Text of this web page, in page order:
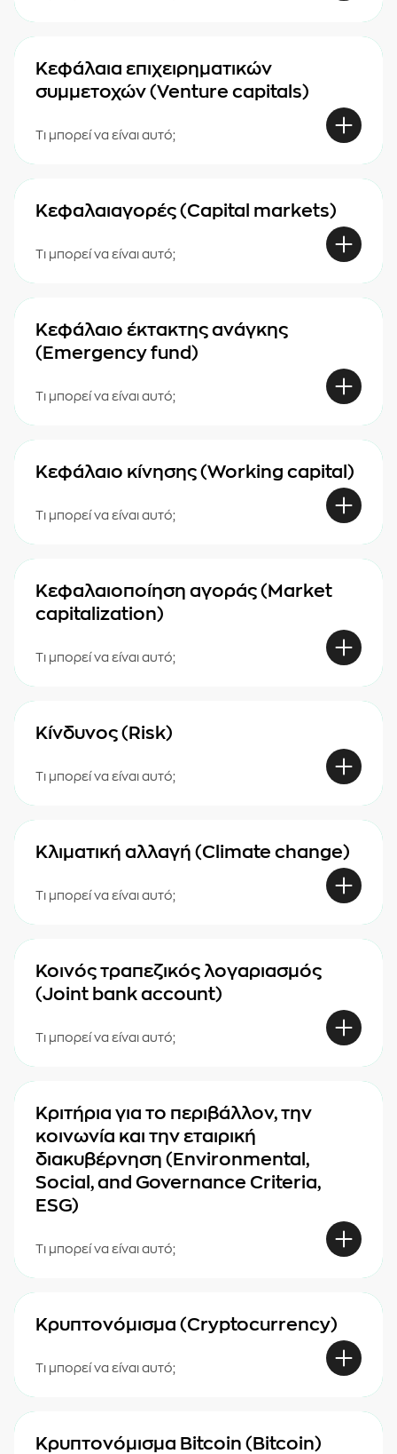
Κεφάλαια επιχειρηματικών
συμμετοχών (Venture capitals)
Τι μπορεί να είναι αυτό;
Κεφαλαιαγορές (Capital markets)
Τι μπορεί να είναι αυτό;
Κεφάλαιο έκτακτης ανάγκης
(Emergency fund)
Τι μπορεί να είναι αυτό;
Κεφάλαιο κίνησης (Working capital)
Τι μπορεί να είναι αυτό;
Κεφαλαιοποίηση αγοράς (Market
capitalization)
Τι μπορεί να είναι αυτό;
Κίνδυνος (Risk)
Τι μπορεί να είναι αυτό;
Κλιματική αλλαγή (Climate change)
Τι μπορεί να είναι αυτό;
Κοινός τραπεζικός λογαριασμός
(Joint bank account)
Τι μπορεί να είναι αυτό;
Κριτήρια για το περιβάλλον, την
κοινωνία και την εταιρική
διακυβέρνηση (Environmental,
Social, and Governance Criteria,
ESG)
Τι μπορεί να είναι αυτό;
Κρυπτονόμισμα (Cryptocurrency)
Τι μπορεί να είναι αυτό;
Κρυπτονόμισμα Bitcoin (Bitcoin)